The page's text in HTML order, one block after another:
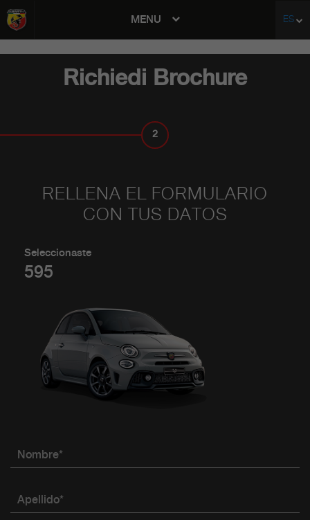
MENU ES
Richiedi Brochure
2
RELLENA EL FORMULARIO
CON TUS DATOS
Seleccionaste
595
Nombre*
Apellido*